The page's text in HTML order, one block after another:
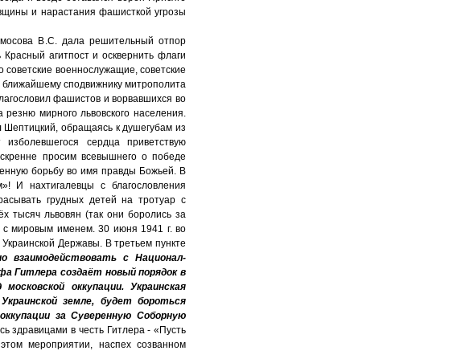
и нарастания фашисткой угрозы
В.С. дала решительный отпор
агитпост и осквернить флаги
военнослужащие, советские
сподвижнику митрополита
фашистов и ворвавшихся во
мирного львовского населения.
обращаясь к душегубам из
сердца приветствую
просим всевышнего о победе
борьбу во имя правды Божьей. В
И нахтигалевцы с благословления
грудных детей на тротуар с
тысяч львовян (так они боролись за
с мировым именем. 30 июня 1941 г. во
Державы. В третьем пункте
взаимодействовать с Национал-
Гитлера создаёт новый порядок в
оккупации. Украинская
земле, будет бороться
за Суверенную Соборную
здравицами в честь Гитлера - «Пусть
мероприятии, наспех созванном